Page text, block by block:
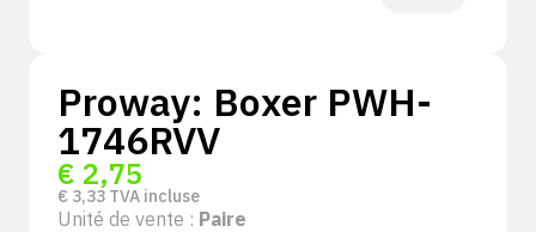
Proway: Boxer PWH-
1746RVV
€ 2,75
€ 3,33 TVA incluse
Unité de vente : Paire